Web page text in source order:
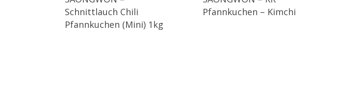
Schnittlauch Chili
Pfannkuchen (Mini) 1kg
Pfannkuchen – Kimchi